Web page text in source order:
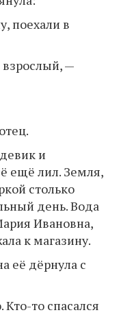
поехали в
—
и
ещё лил. Земля,
столько
день. Вода
Ивановна,
к магазину.
её дёрнула с
то спасался